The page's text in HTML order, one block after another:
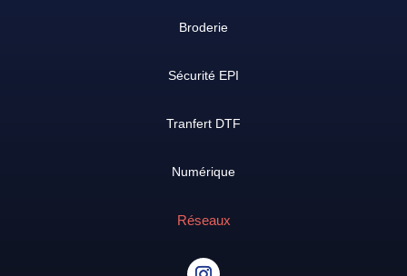
Broderie
Sécurité EPI
Tranfert DTF
Numérique
Réseaux